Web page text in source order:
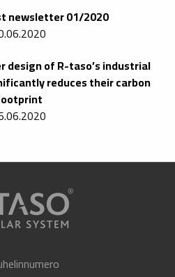
newsletter 01/2020
design of R-taso’s industrial
reduces their carbon